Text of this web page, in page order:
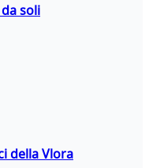
soli
della Vlora